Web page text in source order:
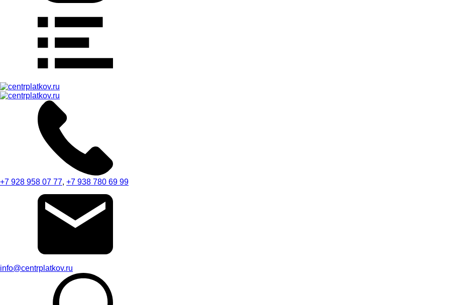
+7 928 958 07 77, +7 938 780 69 99
info@centrplatkov.ru